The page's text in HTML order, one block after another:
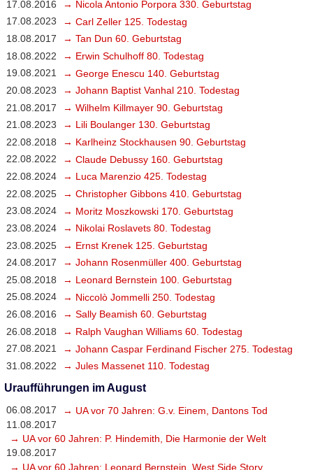
17.08.2016
→ Nicola Antonio Porpora 330. Geburtstag
17.08.2023
→ Carl Zeller 125. Todestag
18.08.2017
→ Tan Dun 60. Geburtstag
18.08.2022
→ Erwin Schulhoff 80. Todestag
19.08.2021
→ George Enescu 140. Geburtstag
20.08.2023
→ Johann Baptist Vanhal 210. Todestag
21.08.2017
→ Wilhelm Killmayer 90. Geburtstag
21.08.2023
→ Lili Boulanger 130. Geburtstag
22.08.2018
→ Karlheinz Stockhausen 90. Geburtstag
22.08.2022
→ Claude Debussy 160. Geburtstag
22.08.2024
→ Luca Marenzio 425. Todestag
22.08.2025
→ Christopher Gibbons 410. Geburtstag
23.08.2024
→ Moritz Moszkowski 170. Geburtstag
23.08.2024
→ Nikolai Roslavets 80. Todestag
23.08.2025
→ Ernst Krenek 125. Geburtstag
24.08.2017
→ Johann Rosenmüller 400. Geburtstag
25.08.2018
→ Leonard Bernstein 100. Geburtstag
25.08.2024
→ Niccolò Jommelli 250. Todestag
26.08.2016
→ Sally Beamish 60. Geburtstag
26.08.2018
→ Ralph Vaughan Williams 60. Todestag
27.08.2021
→ Johann Caspar Ferdinand Fischer 275. Todestag
31.08.2022
→ Jules Massenet 110. Todestag
Uraufführungen im August
06.08.2017
→ UA vor 70 Jahren: G.v. Einem, Dantons Tod
11.08.2017
→ UA vor 60 Jahren: P. Hindemith, Die Harmonie der Welt
19.08.2017
→ UA vor 60 Jahren: Leonard Bernstein, West Side Story